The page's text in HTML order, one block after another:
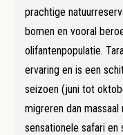
prachtige
bomen en vooral
olifantenpopulatie.
ervaring en is een
seizoen (juni tot
migreren dan
sensationele safari